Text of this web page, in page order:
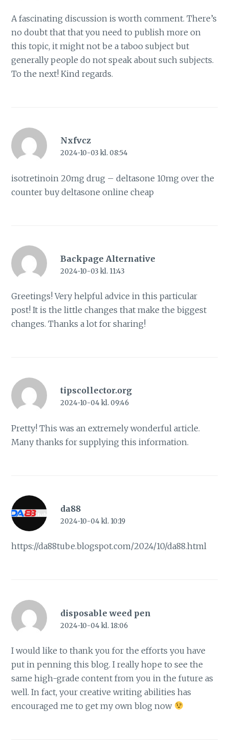
A fascinating discussion is worth comment. There’s
no doubt that that you need to publish more on
this topic, it might not be a taboo subject but
generally people do not speak about such subjects.
To the next! Kind regards.
Nxfvcz
2024-10-03 kl. 08:54
isotretinoin 20mg drug –deltasone 10mg over the
counter buy deltasone online cheap
Backpage Alternative
2024-10-03 kl. 11:43
Greetings! Very helpful advice in this particular
post! It is the little changes that make the biggest
changes. Thanks a lot for sharing!
tipscollector.org
2024-10-04 kl. 09:46
Pretty! This was an extremely wonderful article.
Many thanks for supplying this information.
da88
2024-10-04 kl. 10:19
https://da88tube.blogspot.com/2024/10/da88.html
disposable weed pen
2024-10-04 kl. 18:06
I would like to thank you for the efforts you have
put in penning this blog. I really hope to see the
same high-grade content from you in the future as
well. In fact, your creative writing abilities has
encouraged me to get my own blog now